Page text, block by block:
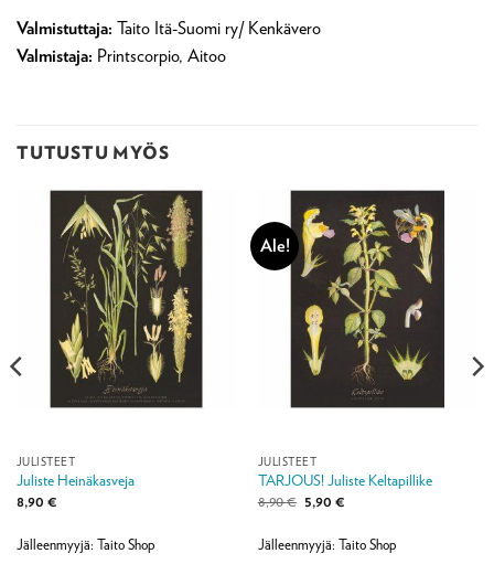
Valmistuttaja: Taito Itä-Suomi ry/ Kenkävero
Valmistaja: Printscorpio, Aitoo
TUTUSTU MYÖS
JULISTEET
Juliste Heinäkasveja
8,90 €
Jälleenmyyjä: Taito Shop
Ale!
JULISTEET
TARJOUS! Juliste Keltapillike
8,90€ Alkuperäinen
hinta
8,90 €.
5,90 €Nykyinen
5,90 €.
Jälleenmyyjä: Taito Shop